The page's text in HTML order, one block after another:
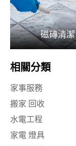
磁磚清潔
相關分類
家事服務
搬家 回收
水電工程
家電 燈具